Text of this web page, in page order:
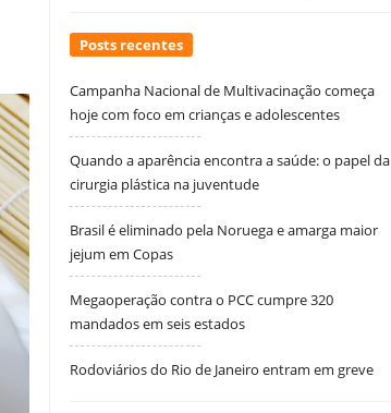
Posts recentes
Campanha Nacional de Multivacinação começa
hoje com foco em crianças e adolescentes
Quando a aparência encontra a saúde: o papel da
cirurgia plástica na juventude
Brasil é eliminado pela Noruega e amarga maior
jejum em Copas
Megaoperação contra o PCC cumpre 320
mandados em seis estados
Rodoviários do Rio de Janeiro entram em greve